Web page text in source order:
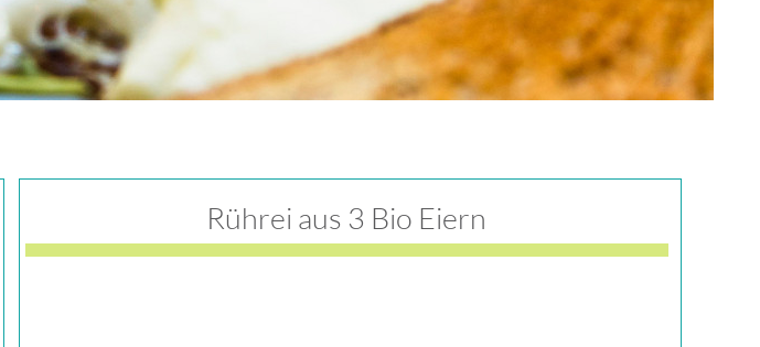
Rührei aus 3 Bio Eiern